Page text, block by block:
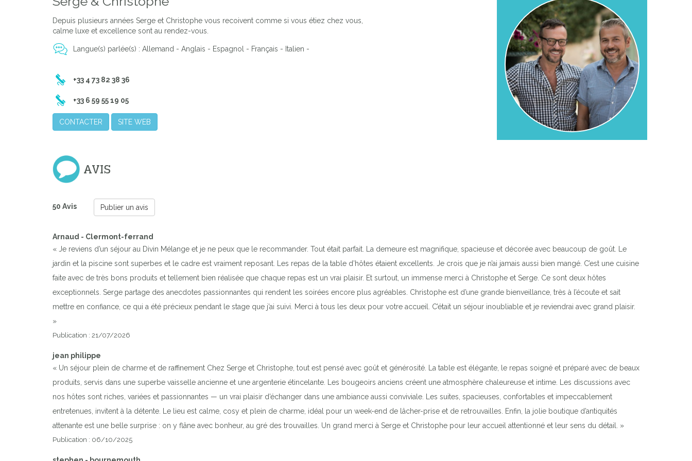
Depuis plusieurs années Serge et Christophe vous recoivent comme si vous étiez chez vous,
calme luxe et excellence sont au rendez-vous.
Langue(s) parlée(s) : Allemand - Anglais - Espagnol - Français - Italien -
+33 4 73 82 38 36
+33 6 59 55 19 05
CONTACTER SITE WEB
AVIS
50 Avis Publier un avis
Arnaud - Clermont-ferrand
« Je reviens d’un séjour au Divin Mélange et je ne peux que le recommander. Tout était parfait. La demeure est magnifique, spacieuse et décorée avec beaucoup de goût. Le
jardin et la piscine sont superbes et le cadre est vraiment reposant. Les repas de la table d’hôtes étaient excellents. Je crois que je n’ai jamais aussi bien mangé. C’est une cuisine
faite avec de très bons produits et tellement bien réalisée que chaque repas est un vrai plaisir. Et surtout, un immense merci à Christophe et Serge. Ce sont deux hôtes
exceptionnels. Serge partage des anecdotes passionnantes qui rendent les soirées encore plus agréables. Christophe est d’une grande bienveillance, très à l’écoute et sait
mettre en confiance, ce qui a été précieux pendant le stage que j’ai suivi. Merci à tous les deux pour votre accueil. C’était un séjour inoubliable et je reviendrai avec grand plaisir.
»
Publication : 21/07/2026
jean philippe
« Un séjour plein de charme et de raffinement Chez Serge et Christophe, tout est pensé avec goût et générosité. La table est élégante, le repas soigné et préparé avec de beaux
produits, servis dans une superbe vaisselle ancienne et une argenterie étincelante. Les bougeoirs anciens créent une atmosphère chaleureuse et intime. Les discussions avec
nos hôtes sont riches, variées et passionnantes — un vrai plaisir d’échanger dans une ambiance aussi conviviale. Les suites, spacieuses, confortables et impeccablement
entretenues, invitent à la détente. Le lieu est calme, cosy et plein de charme, idéal pour un week-end de lâcher-prise et de retrouvailles. Enfin, la jolie boutique d’antiquités
attenante est une belle surprise : on y flâne avec bonheur, au gré des trouvailles. Un grand merci à Serge et Christophe pour leur accueil attentionné et leur sens du détail. »
Publication : 06/10/2025